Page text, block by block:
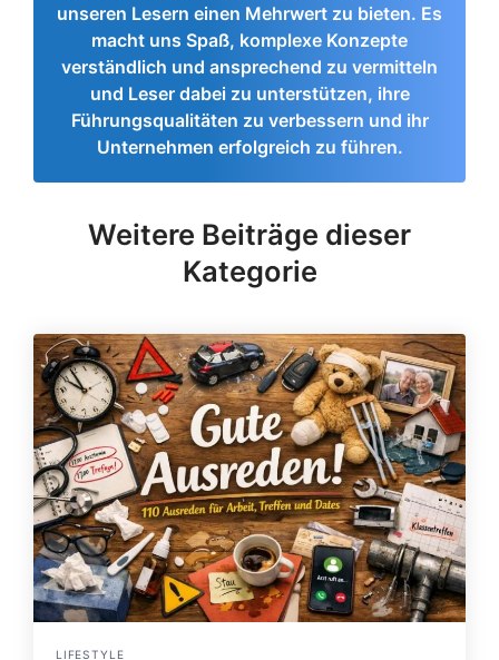
unseren Lesern einen Mehrwert zu bieten. Es
macht uns Spaß, komplexe Konzepte
verständlich und ansprechend zu vermitteln
und Leser dabei zu unterstützen, ihre
Führungsqualitäten zu verbessern und ihr
Unternehmen erfolgreich zu führen.
Weitere Beiträge dieser
Kategorie
LIFESTYLE